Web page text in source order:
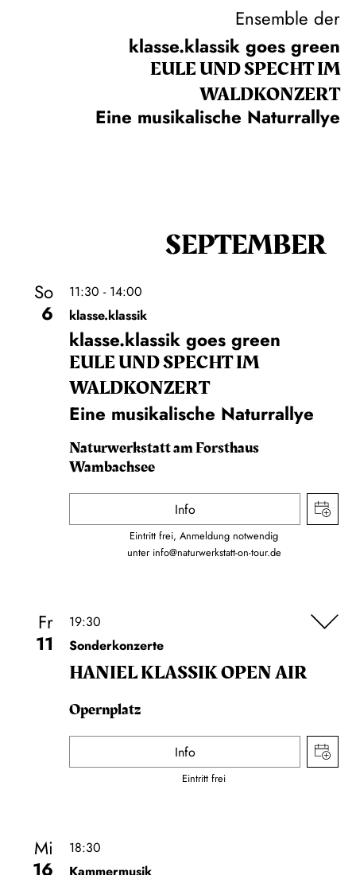
Ensemble der
klasse.klassik goes green
EULE UND SPECHT IM
WALDKONZERT
Eine musikalische Naturrallye
SEPTEMBER
So
6
11:30 - 14:00
klasse.klassik
klasse.klassik goes green
EULE UND SPECHT IM
WALDKONZERT
Eine musikalische Naturrallye
Naturwerkstatt am Forsthaus
Wambachsee
Info
Eintritt frei, Anmeldung notwendig
unter info@naturwerkstatt-on-tour.de
Fr
11
19:30
Sonderkonzerte
HANIEL KLASSIK OPEN AIR
Opernplatz
Info
Eintritt frei
Mi
16
18:30
Kammermusik